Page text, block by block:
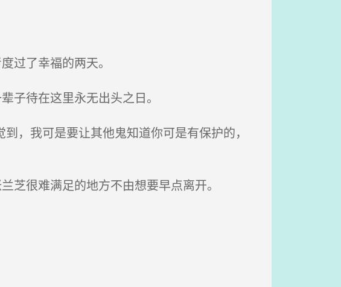
过了幸福的两天。
子待在这里永无出头之日。
，我可是要让其他鬼知道你可是有保护的，
很难满足的地方不由想要早点离开。